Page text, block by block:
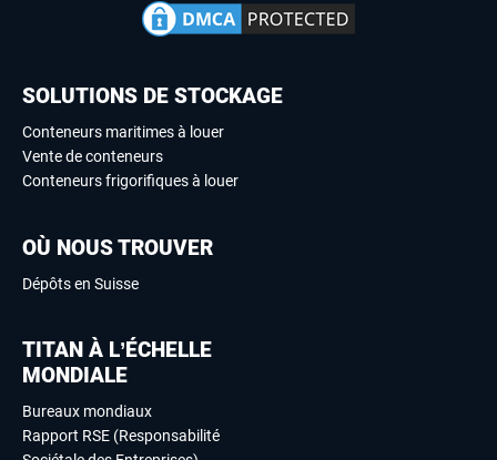
SOLUTIONS DE STOCKAGE
Conteneurs maritimes à louer
Vente de conteneurs
Conteneurs frigorifiques à louer
OÙ NOUS TROUVER
Dépôts en Suisse
TITAN À L’ÉCHELLE
MONDIALE
Bureaux mondiaux
Rapport RSE (Responsabilité